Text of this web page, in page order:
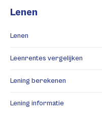
Lenen
Lenen
Leenrentes vergelijken
Lening berekenen
Lening informatie